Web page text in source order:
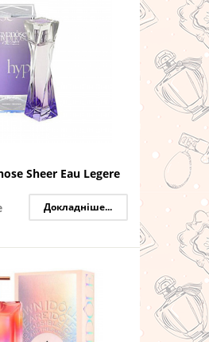
Sheer Eau Legere
Докладніше...